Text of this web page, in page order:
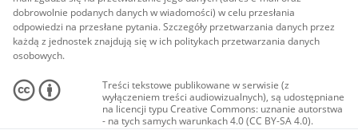
dobrowolnie podanych danych w wiadomości) w celu przesłania
odpowiedzi na przesłane pytania. Szczegóły przetwarzania danych przez
każdą z jednostek znajdują się w ich politykach przetwarzania danych
osobowych.
Treści tekstowe publikowane w serwisie (z
wyłączeniem treści audiowizualnych), są udostępniane
na licencji typu Creative Commons: uznanie autorstwa
- na tych samych warunkach 4.0 (CC BY-SA 4.0).